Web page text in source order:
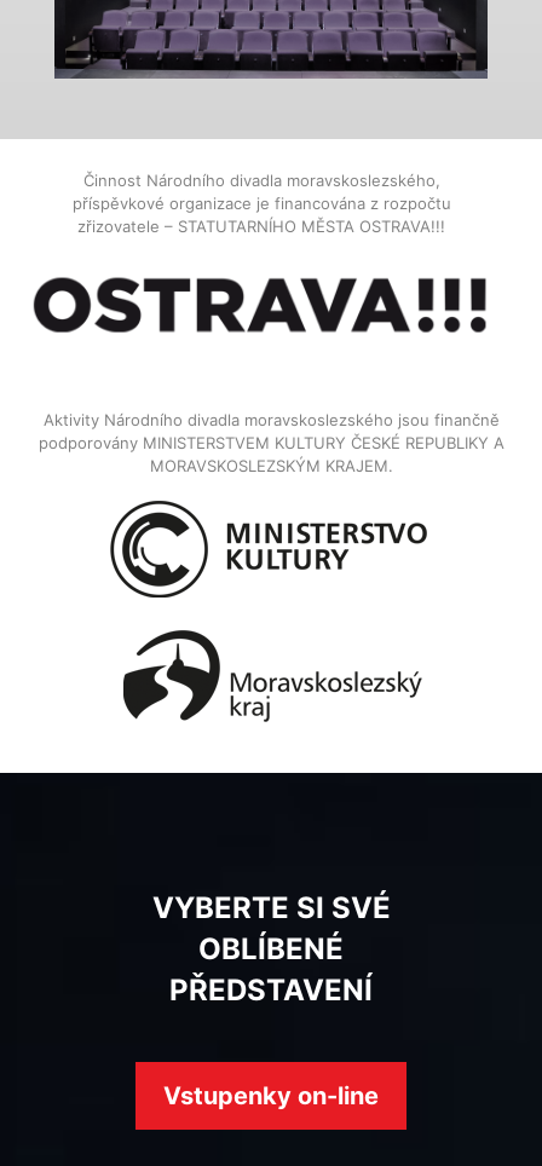
Činnost Národního divadla moravskoslezského,
příspěvkové organizace je financována z rozpočtu
zřizovatele – STATUTARNÍHO MĚSTA OSTRAVA!!!
Aktivity Národního divadla moravskoslezského jsou finančně
podporovány MINISTERSTVEM KULTURY ČESKÉ REPUBLIKY A
MORAVSKOSLEZSKÝM KRAJEM.
VYBERTE SI SVÉ
OBLÍBENÉ
PŘEDSTAVENÍ
Vstupenky on-line